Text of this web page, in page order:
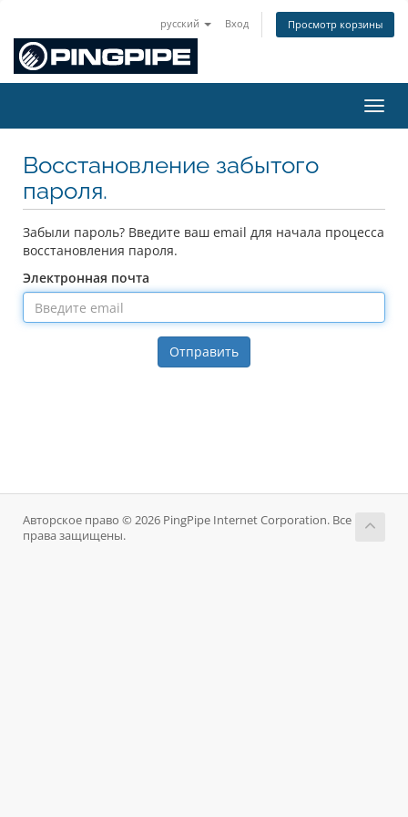
русский Вход Просмотр корзины
Восстановление забытого
пароля.
Забыли пароль? Введите ваш email для начала процесса
восстановления пароля.
Электронная почта
Отправить
Авторское право © 2026 PingPipe Internet Corporation. Все
права защищены.